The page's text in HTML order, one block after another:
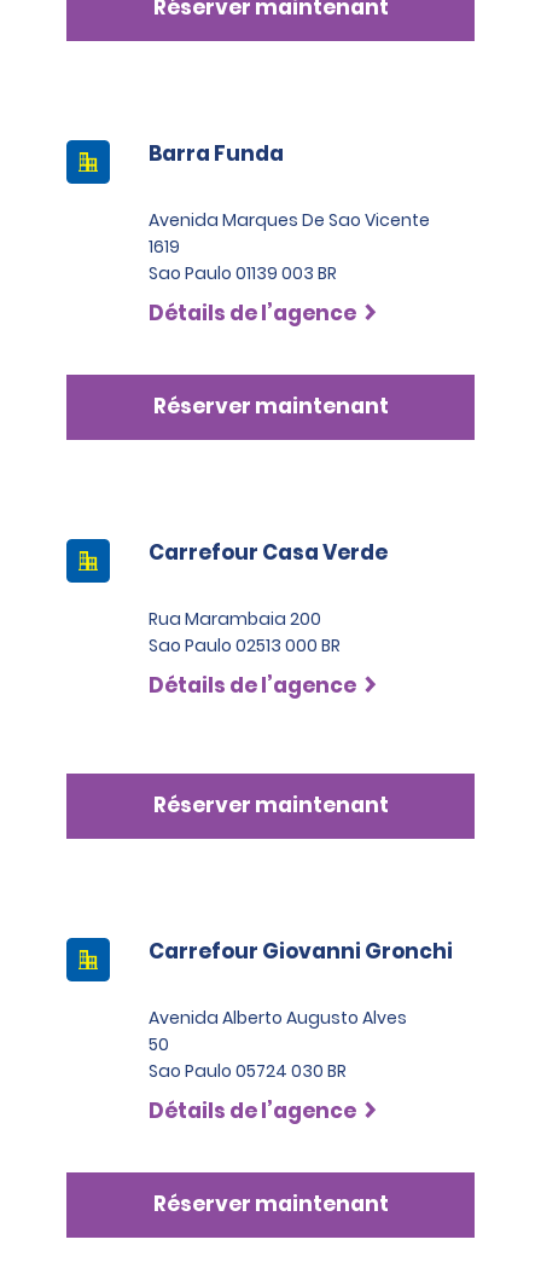
Réserver maintenant
Barra Funda
Avenida Marques De Sao Vicente
1619
Sao Paulo 01139 003 BR
Détails de l’agence
Réserver maintenant
Carrefour Casa Verde
Rua Marambaia 200
Sao Paulo 02513 000 BR
Détails de l’agence
Réserver maintenant
Carrefour Giovanni Gronchi
Avenida Alberto Augusto Alves
50
Sao Paulo 05724 030 BR
Détails de l’agence
Réserver maintenant